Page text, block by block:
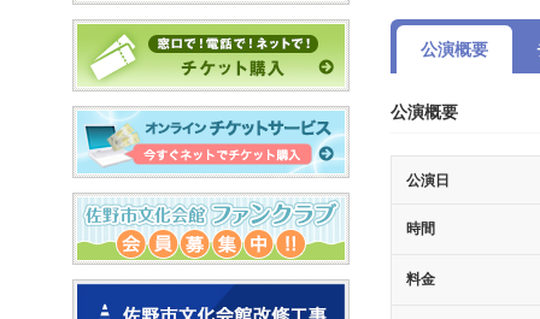
公演概要
公演概要
公演日
時間
料金